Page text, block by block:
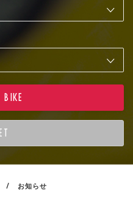
/ お知らせ